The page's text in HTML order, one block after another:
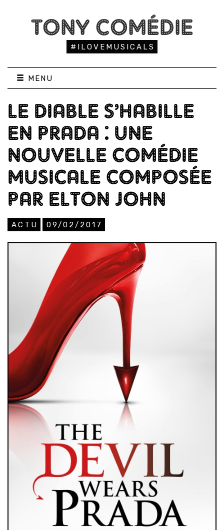
TONY COMÉDIE
#ILOVEMUSICALS
MENU
LE DIABLE S’HABILLE
EN PRADA : UNE
NOUVELLE COMÉDIE
MUSICALE COMPOSÉE
PAR ELTON JOHN
ACTU 09/02/2017